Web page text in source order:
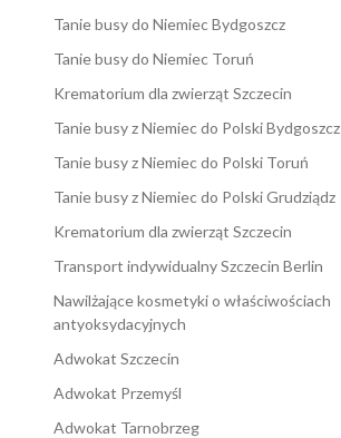
Tanie busy do Niemiec Bydgoszcz
Tanie busy do Niemiec Toruń
Krematorium dla zwierząt Szczecin
Tanie busy z Niemiec do Polski Bydgoszcz
Tanie busy z Niemiec do Polski Toruń
Tanie busy z Niemiec do Polski Grudziądz
Krematorium dla zwierząt Szczecin
Transport indywidualny Szczecin Berlin
Nawilżające kosmetyki o właściwościach
antyoksydacyjnych
Adwokat Szczecin
Adwokat Przemyśl
Adwokat Tarnobrzeg